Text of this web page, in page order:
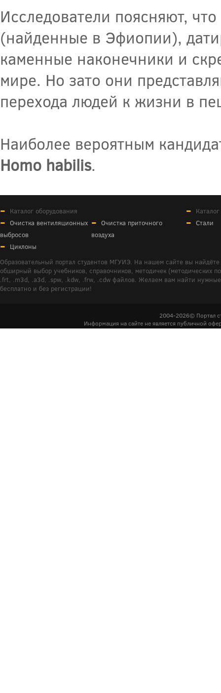
Исследователи поясняют,
(найденные в Эфиопии),
каменные наконечники и
мире. Но зато они
перехода людей к жизни в
Наиболее вероятным
Homo habilis.
Каталог оборудования
Очистка вентиляционных
выбросов
Очистка приточного
воздуха
Циклоны
Стали
Образовательный портал студентов МГУИЭ. На нашем сайте вы
обширный выбор учебников, справочников, методичек (методических
.frt, .m3d, .a3d, .spw, .kdw, .frw, .cdw файлов. Желаем вам найти
бесплатно и без регистрации!
2004-2026© Портал
Информация на сайте не является публичной